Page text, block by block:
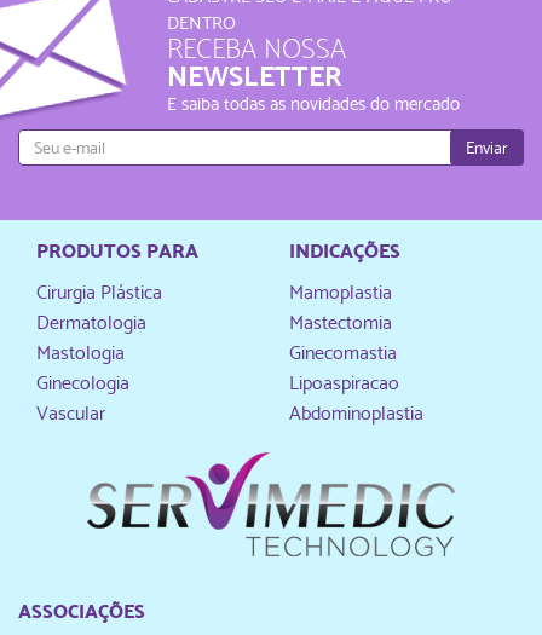
DENTRO
RECEBA NOSSA
NEWSLETTER
E saiba todas as novidades do mercado
Enviar
PRODUTOS PARA
Cirurgia Plástica
Dermatologia
Mastologia
Ginecologia
Vascular
INDICAÇÕES
Mamoplastia
Mastectomia
Ginecomastia
Lipoaspiracao
Abdominoplastia
ASSOCIAÇÕES